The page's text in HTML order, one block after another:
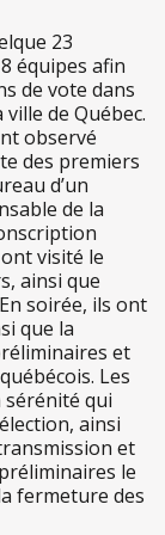
23
équipes afin
de vote dans
de Québec.
observé
des premiers
d’un
de la
visité le
ainsi que
soirée, ils ont
que la
et
Les
qui
ainsi
et
le
fermeture des